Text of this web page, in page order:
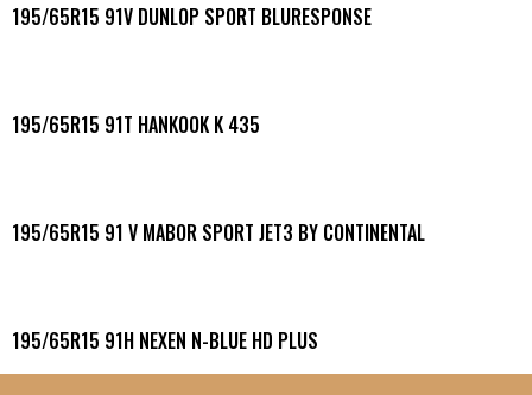
195/65R15 91V DUNLOP SPORT BLURESPONSE
195/65R15 91T HANKOOK K 435
195/65R15 91 V MABOR SPORT JET3 BY CONTINENTAL
195/65R15 91H NEXEN N-BLUE HD PLUS